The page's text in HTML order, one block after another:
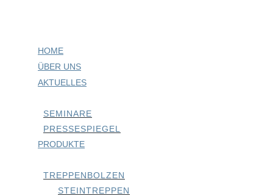
HOME
ÜBER UNS
AKTUELLES
SEMINARE
PRESSESPIEGEL
PRODUKTE
TREPPENBOLZEN
STEINTREPPEN